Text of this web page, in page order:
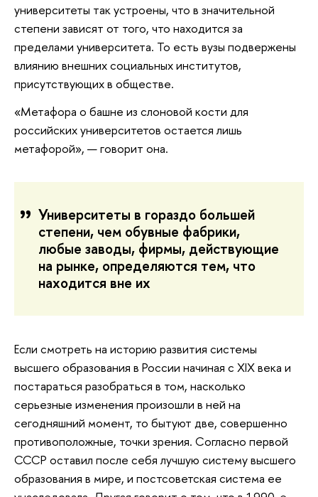
университеты так устроены, что в значительной
степени зависят от того, что находится за
пределами университета. То есть вузы подвержены
влиянию внешних социальных институтов,
присутствующих в обществе.
«Метафора о башне из слоновой кости для
российских университетов остается лишь
метафорой», — говорит она.
Университеты в гораздо большей
степени, чем обувные фабрики,
любые заводы, фирмы, действующие
на рынке, определяются тем, что
находится вне их
Если смотреть на историю развития системы
высшего образования в России начиная с XIX века и
постараться разобраться в том, насколько
серьезные изменения произошли в ней на
сегодняшний момент, то бытуют две, совершенно
противоположные, точки зрения. Согласно первой
СССР оставил после себя лучшую систему высшего
образования в мире, и постсоветская система ее